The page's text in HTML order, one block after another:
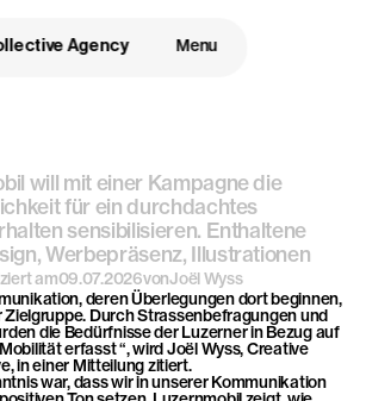
Agency Menu
trifft auf
Illustrationen
will mit einer Kampagne die
für ein durchdachtes
sensibilisieren. Enthaltene
Werbepräsenz, Illustrationen
am09.07.2026vonJoël Wyss
deren Überlegungen dort beginnen,
Zielgruppe. Durch Strassenbefragungen und
die Bedürfnisse der Luzerner in Bezug auf
erfasst “, wird Joël Wyss, Creative
in einer Mitteilung zitiert.
war, dass wir in unserer Kommunikation